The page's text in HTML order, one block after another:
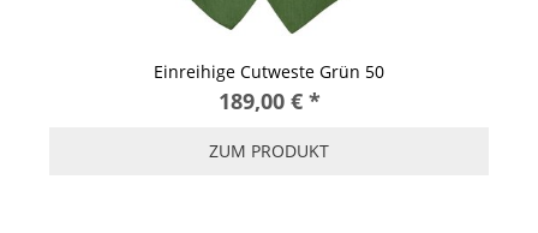
Einreihige Cutweste Grün 50
189,00 € *
ZUM PRODUKT